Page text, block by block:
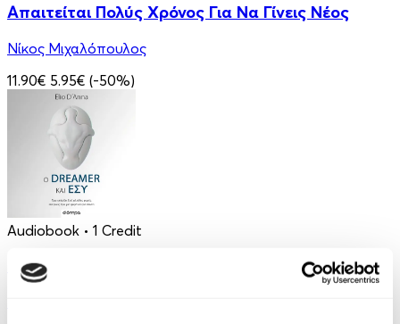
Απαιτείται Πολύς Χρόνος Για Να Γίνεις Νέος
Νίκος Μιχαλόπουλος
11.90€ 5.95€ (-50%)
Audiobook • 1 Credit
Ο Dreamer και Εσύ